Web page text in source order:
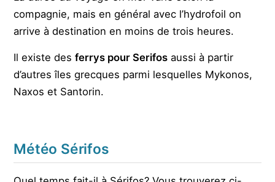
compagnie, mais en général avec l’hydrofoil on
arrive à destination en moins de trois heures.
Il existe desferrys pour Serifos aussi à partir
d’autres îles grecques parmi lesquelles Mykonos,
Naxos et Santorin.
Météo Sérifos